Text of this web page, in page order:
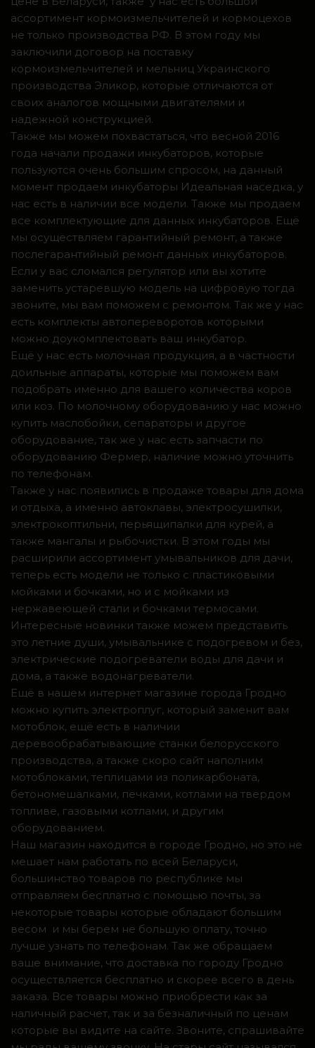
ассортимент кормоизмельчителей и кормоцехов
не только производства РФ. В этом году мы
заключили договор на поставку
кормоизмельчителей и мельниц Украинского
производства Эликор, которые отличаются от
своих аналогов мощными двигателями и
надежной конструкцией.
Также мы можем похвастаться, что весной 2016
года начали продажи инкубаторов, которые
пользуются очень большим спросом, на данный
момент продаем инкубаторы Идеальная наседка, у
нас есть в наличии все модели. Также мы продаем
все комплектующие для данных инкубаторов. Ещё
мы осуществляем гарантийный ремонт, а также
послегарантийный ремонт данных инкубаторов.
Если у вас сломался регулятор или вы хотите
заменить устаревшую модель на цифровую тогда
звоните, мы вам поможем с ремонтом. Так же у нас
есть комплекты автопереворотов которыми
можно доукомплектовать ваш инкубатор.
Ещё у нас есть молочная продукция, а в частности
доильные аппараты, которые мы поможем вам
подобрать именно для вашего количества коров
или коз. По молочному оборудованию у нас можно
купить маслобойки, сепараторы и другое
оборудование, так же у нас есть запчасти по
оборудованию Фермер, наличие можно уточнить
по телефонам.
Также у нас появились в продаже товары для дома
и отдыха, а именно автоклавы, электросушилки,
электрокоптильни, перьящипалки для курей, а
также мангалы и рыбочистки. В этом годы мы
расширили ассортимент умывальников для дачи,
теперь есть модели не только с пластиковыми
мойками и бочками, но и с мойками из
нержавеющей стали и бочками термосами.
Интересные новинки также можем представить
это летние души, умывальнике с подогревом и без,
электрические подогреватели воды для дачи и
дома, а также водонагреватели.
Ещё в нашем интернет магазине города Гродно
можно купить электроплуг, который заменит вам
мотоблок, ещё есть в наличии
деревообрабатывающие станки белорусского
производства, а также скоро сайт наполним
мотоблоками, теплицами из поликарбоната,
бетономешалками, печками, котлами на твердом
топливе, газовыми котлами, и другим
оборудованием.
Наш магазин находится в городе Гродно, но это не
мешает нам работать по всей Беларуси,
большинство товаров по республике мы
отправляем бесплатно с помощью почты, за
некоторые товары которые обладают большим
весом и мы берем не большую оплату, точно
лучше узнать по телефонам. Так же обращаем
ваше внимание, что доставка по городу Гродно
осуществляется бесплатно и скорее всего в день
заказа. Все товары можно приобрести как за
наличный расчет, так и за безналичный по ценам
которые вы видите на сайте. Звоните, спрашивайте